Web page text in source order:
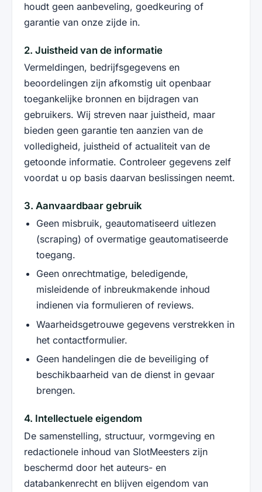
houdt geen aanbeveling, goedkeuring of
garantie van onze zijde in.
2. Juistheid van de informatie
Vermeldingen, bedrijfsgegevens en
beoordelingen zijn afkomstig uit openbaar
toegankelijke bronnen en bijdragen van
gebruikers. Wij streven naar juistheid, maar
bieden geen garantie ten aanzien van de
volledigheid, juistheid of actualiteit van de
getoonde informatie. Controleer gegevens zelf
voordat u op basis daarvan beslissingen neemt.
3. Aanvaardbaar gebruik
Geen misbruik, geautomatiseerd uitlezen
(scraping) of overmatige geautomatiseerde
toegang.
Geen onrechtmatige, beledigende,
misleidende of inbreukmakende inhoud
indienen via formulieren of reviews.
Waarheidsgetrouwe gegevens verstrekken in
het contactformulier.
Geen handelingen die de beveiliging of
beschikbaarheid van de dienst in gevaar
brengen.
4. Intellectuele eigendom
De samenstelling, structuur, vormgeving en
redactionele inhoud van SlotMeesters zijn
beschermd door het auteurs- en
databankenrecht en blijven eigendom van